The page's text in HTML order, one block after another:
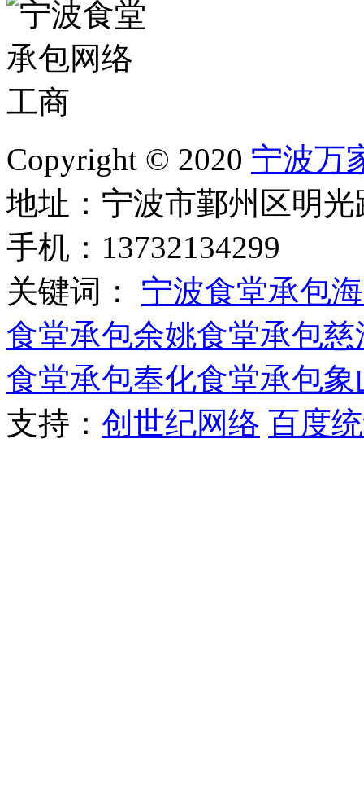
Copyright © 2020 宁波万
地址：宁波市鄞州区明光
手机：13732134299
关键词： 宁波食堂承包
食堂承包余姚食堂承包慈
食堂承包奉化食堂承包象
支持： 创世纪网络 百度